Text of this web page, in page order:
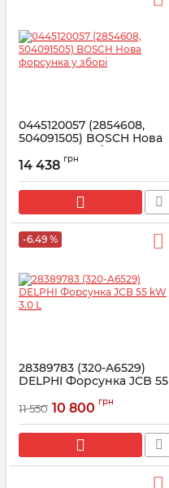
0445120057 (2854608,
504091505) BOSCH Нова
форсунка у зборі
Артикул: 0445120057
14 438 грн
-6.49 %
28389783 (320-A6529)
DELPHI Форсунка JCB 55
Артикул: 28389783
11 550 10 800 грн